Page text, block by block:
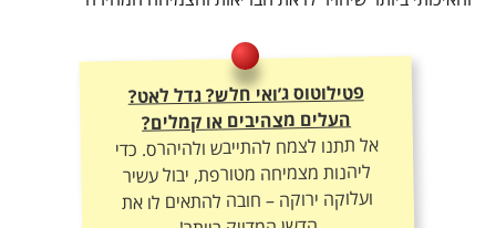
פטילוטוס ג’ואי חלש? גדל לאט?
העלים מצהיבים או קמלים?
אל תתנו לצמח להתייבש ולהיהרס. כדי
ליהנות מצמיחה מטורפת, יבול עשיר
ועלוקה ירוקה – חובה להתאים לו את